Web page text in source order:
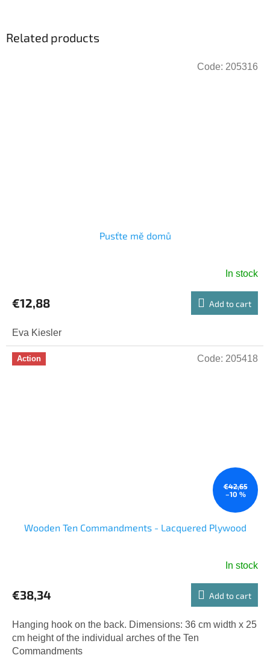
Related products
Pusťte mě domů
In stock
€12,88 Add to cart
Eva Kiesler
Code: 205316
Action
€42,65
–10 %
Wooden Ten Commandments - Lacquered Plywood
In stock
€38,34 Add to cart
Hanging hook on the back. Dimensions: 36 cm width x 25
cm height of the individual arches of the Ten
Commandments
Code: 205418